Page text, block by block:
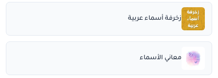
زخرفة أسماء عربية
معاني الأسماء